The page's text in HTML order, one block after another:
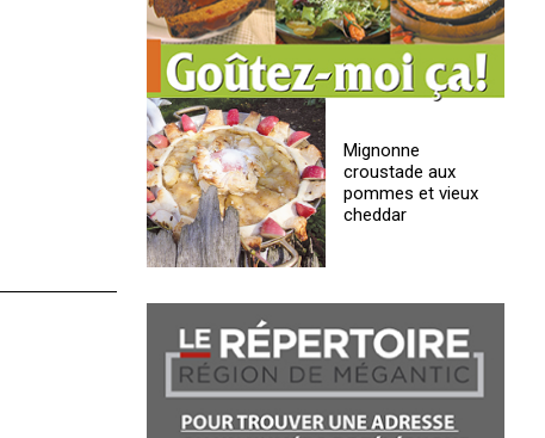
Mignonne
croustade aux
pommes et vieux
cheddar